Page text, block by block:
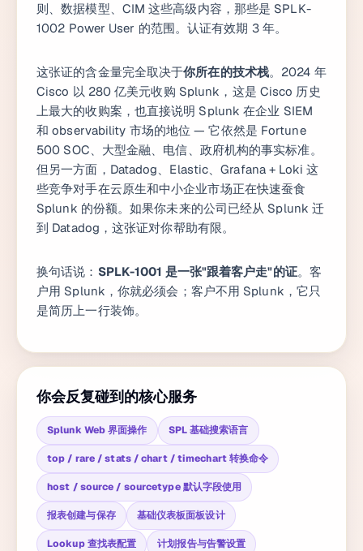
则、数据模型、CIM 这些高级内容，那些是 SPLK-
1002 Power User 的范围。认证有效期 3 年。
这张证的含金量完全取决于你所在的技术栈。2024 年
Cisco 以 280 亿美元收购 Splunk，这是 Cisco 历史
上最大的收购案，也直接说明 Splunk 在企业 SIEM
和 observability 市场的地位 — 它依然是 Fortune
500 SOC、大型金融、电信、政府机构的事实标准。
但另一方面，Datadog、Elastic、Grafana + Loki 这
些竞争对手在云原生和中小企业市场正在快速蚕食
Splunk 的份额。如果你未来的公司已经从 Splunk 迁
到 Datadog，这张证对你帮助有限。
换句话说： SPLK-1001 是一张"跟着客户走"的证。客
户用 Splunk，你就必须会；客户不用 Splunk，它只
是简历上一行装饰。
你会反复碰到的核心服务
Splunk Web 界面操作 SPL 基础搜索语言
top / rare / stats / chart / timechart 转换命令
host / source / sourcetype 默认字段使用
报表创建与保存 基础仪表板面板设计
Lookup 查找表配置 计划报告与告警设置